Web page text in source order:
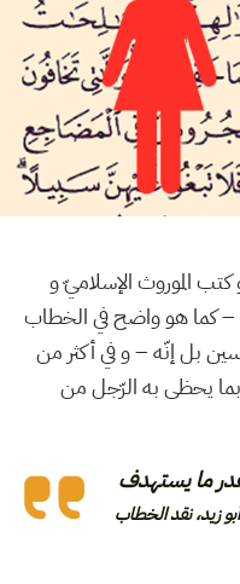
كتب الموروث الإسلاميّ و
– كما هو واضح في الخطاب
بل إنّه – و في أكثر من
بما يحظى به الرّجل من
ما يستهدف
زيد، نقد الخطاب